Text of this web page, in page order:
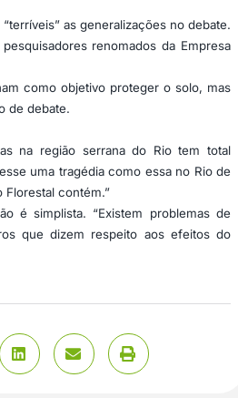
as generalizações no debate.
renomados da Empresa
como objetivo proteger o solo, mas
de debate.
na região serrana do Rio tem total
uma tragédia como essa no Rio de
Florestal contém.”
é simplista. “Existem problemas de
que dizem respeito aos efeitos do